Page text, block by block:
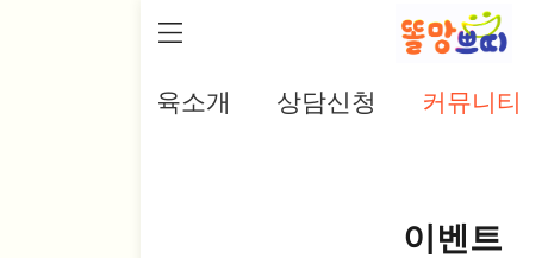
교육소개 상담신청 커뮤니티
이벤트